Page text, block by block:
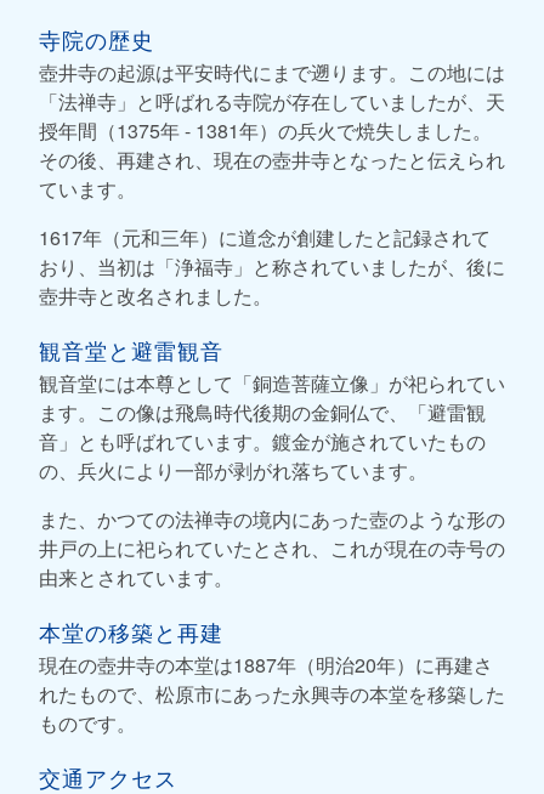
寺院の歴史
壺井寺の起源は平安時代にまで遡ります。この地には
「法禅寺」と呼ばれる寺院が存在していましたが、天
授年間（1375年 - 1381年）の兵火で焼失しました。
その後、再建され、現在の壺井寺となったと伝えられ
ています。
1617年（元和三年）に道念が創建したと記録されて
おり、当初は「浄福寺」と称されていましたが、後に
壺井寺と改名されました。
観音堂と避雷観音
観音堂には本尊として「銅造菩薩立像」が祀られてい
ます。この像は飛鳥時代後期の金銅仏で、「避雷観
音」とも呼ばれています。鍍金が施されていたもの
の、兵火により一部が剥がれ落ちています。
また、かつての法禅寺の境内にあった壺のような形の
井戸の上に祀られていたとされ、これが現在の寺号の
由来とされています。
本堂の移築と再建
現在の壺井寺の本堂は1887年（明治20年）に再建さ
れたもので、松原市にあった永興寺の本堂を移築した
ものです。
交通アクセス